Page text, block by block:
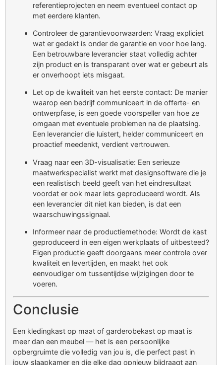
referentieprojecten en neem eventueel contact op
met eerdere klanten.
Controleer de garantievoorwaarden: Vraag expliciet
wat er gedekt is onder de garantie en voor hoe lang.
Een betrouwbare leverancier staat volledig achter
zijn product en is transparant over wat er gebeurt als
er onverhoopt iets misgaat.
Let op de kwaliteit van het eerste contact: De manier
waarop een bedrijf communiceert in de offerte- en
ontwerpfase, is een goede voorspeller van hoe ze
omgaan met eventuele problemen na de plaatsing.
Een leverancier die luistert, helder communiceert en
proactief meedenkt, verdient vertrouwen.
Vraag naar een 3D-visualisatie: Een serieuze
maatwerkspecialist werkt met designsoftware die je
een realistisch beeld geeft van het eindresultaat
voordat er ook maar iets geproduceerd wordt. Als
een leverancier dit niet kan bieden, is dat een
waarschuwingssignaal.
Informeer naar de productiemethode: Wordt de kast
geproduceerd in een eigen werkplaats of uitbesteed?
Eigen productie geeft doorgaans meer controle over
kwaliteit en levertijden, en maakt het ook
eenvoudiger om tussentijdse wijzigingen door te
voeren.
Conclusie
Een kledingkast op maat of garderobekast op maat is
meer dan een meubel — het is een persoonlijke
opbergruimte die volledig van jou is, die perfect past in
jouw slaapkamer en die elke dag opnieuw bijdraagt aan